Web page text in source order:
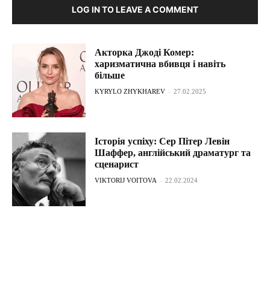
LOG IN TO LEAVE A COMMENT
Акторка Джоді Комер:
харизматична вбивця і навіть
більше
KYRYLO ZHYKHAREV - 27.02.2025
Історія успіху: Сер Пітер Левін
Шаффер, англійський драматург та
сценарист
VIKTORIJ VOITOVA - 22.02.2024